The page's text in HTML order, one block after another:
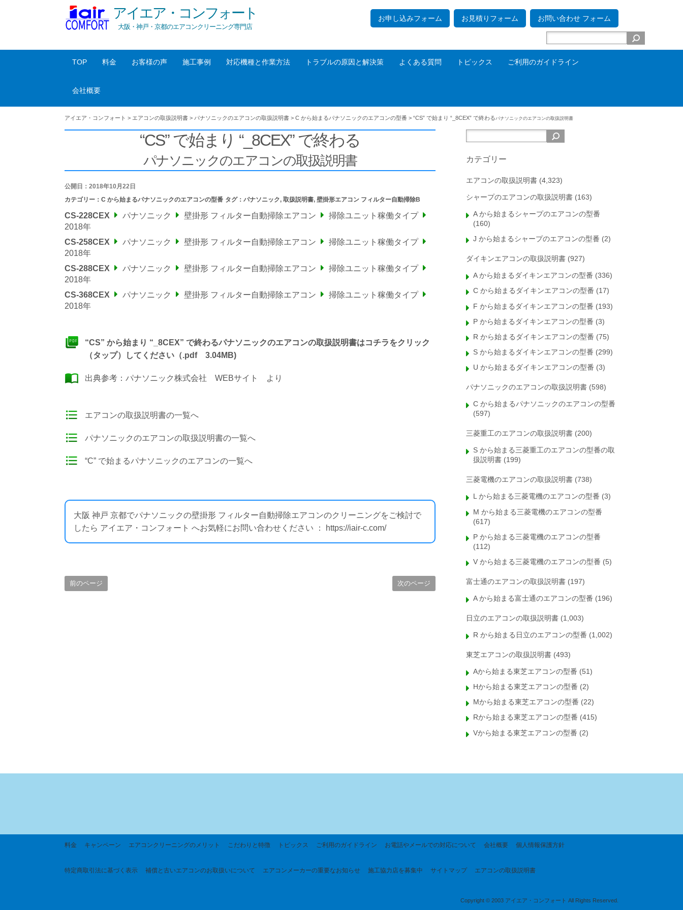
アイエア・コンフォート
大阪・神戸・京都のエアコンクリーニング専門店
お申し込みフォーム お見積りフォーム お問い合わせ フォーム
TOP 料金 お客様の声 施工事例 対応機種と作業方法 トラブルの原因と解決策 よくある質問 トピックス ご利用のガイドライン
会社概要
アイエア・コンフォート > エアコンの取扱説明書 > パナソニックのエアコンの取扱説明書 > C から始まるパナソニックのエアコンの型番 > “CS” で始まり “_8CEX” で終わるパナソニックのエアコンの取扱説明書
“CS” で始まり “_8CEX” で終わる
パナソニックのエアコンの取扱説明書
公開日：2018年10月22日
カテゴリー： C から始まるパナソニックのエアコンの型番 タグ： パナソニック, 取扱説明書, 壁掛形エアコン フィルター自動掃除B
CS-228CEX パナソニック 壁掛形 フィルター自動掃除エアコン
掃除ユニット稼働タイプ
2018年
CS-258CEX
パナソニック 壁掛形 フィルター自動掃除エアコン
掃除ユニット稼働タイプ
2018年
CS-288CEX
パナソニック 壁掛形 フィルター自動掃除エアコン
掃除ユニット稼働タイプ
2018年
CS-368CEX
パナソニック 壁掛形 フィルター自動掃除エアコン
掃除ユニット稼働タイプ
2018年
“CS” から始まり “_8CEX” で終わるパナソニックのエアコンの取扱説明書はコチラをクリック
（タップ）してください（.pdf 3.04MB)
出典参考： パナソニック株式会社 WEBサイト より
エアコンの取扱説明書の一覧へ
パナソニックのエアコンの取扱説明書の一覧へ
“C” で始まるパナソニックのエアコンの一覧へ
大阪 神戸 京都でパナソニックの壁掛形 フィルター自動掃除エアコンのクリーニングをご検討で
したら アイエア・コンフォート へお気軽にお問い合わせください ： https://iair-c.com/
前のページ 次のページ
カテゴリー
エアコンの取扱説明書 (4,323)
シャープのエアコンの取扱説明書 (163)
A から始まるシャープのエアコンの型番
(160)
J から始まるシャープのエアコンの型番 (2)
ダイキンエアコンの取扱説明書 (927)
A から始まるダイキンエアコンの型番 (336)
C から始まるダイキンエアコンの型番 (17)
F から始まるダイキンエアコンの型番 (193)
P から始まるダイキンエアコンの型番 (3)
R から始まるダイキンエアコンの型番 (75)
S から始まるダイキンエアコンの型番 (299)
U から始まるダイキンエアコンの型番 (3)
パナソニックのエアコンの取扱説明書 (598)
C から始まるパナソニックのエアコンの型番
(597)
三菱重工のエアコンの取扱説明書 (200)
S から始まる三菱重工のエアコンの型番の取
扱説明書 (199)
三菱電機のエアコンの取扱説明書 (738)
L から始まる三菱電機のエアコンの型番 (3)
M から始まる三菱電機のエアコンの型番
(617)
P から始まる三菱電機のエアコンの型番
(112)
V から始まる三菱電機のエアコンの型番 (5)
富士通のエアコンの取扱説明書 (197)
A から始まる富士通のエアコンの型番 (196)
日立のエアコンの取扱説明書 (1,003)
R から始まる日立のエアコンの型番 (1,002)
東芝エアコンの取扱説明書 (493)
Aから始まる東芝エアコンの型番 (51)
Hから始まる東芝エアコンの型番 (2)
Mから始まる東芝エアコンの型番 (22)
Rから始まる東芝エアコンの型番 (415)
Vから始まる東芝エアコンの型番 (2)
料金 キャンペーン エアコンクリーニングのメリット こだわりと特徴 トピックス ご利用のガイドライン お電話やメールでの対応について 会社概要 個人情報保護方針
特定商取引法に基づく 表示 補償と古いエアコンのお取扱いについて エアコンメーカーの重要なお知らせ 施工協力店を募集中 サイトマップ エアコンの取扱説明書
Copyright © 2003 アイエア・コンフォート All Rights Reserved.